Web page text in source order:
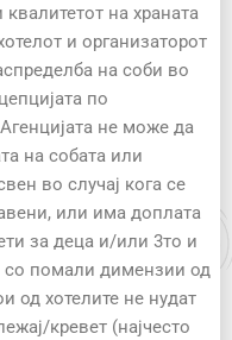
на храната
и организаторот
на соби во
по
не може да
на собата или
во случај кога се
или има доплата
за деца и/или 3то и
со помали димензии од
од хотелите не нудат
кревет (најчесто